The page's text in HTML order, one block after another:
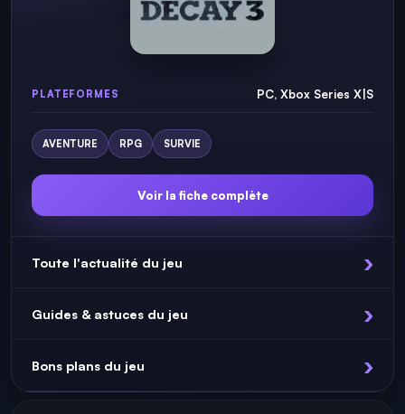
PLATEFORMES PC, Xbox Series X|S
AVENTURE RPG SURVIE
Voir la fiche complète
Toute l'actualité du jeu
Guides & astuces du jeu
Bons plans du jeu